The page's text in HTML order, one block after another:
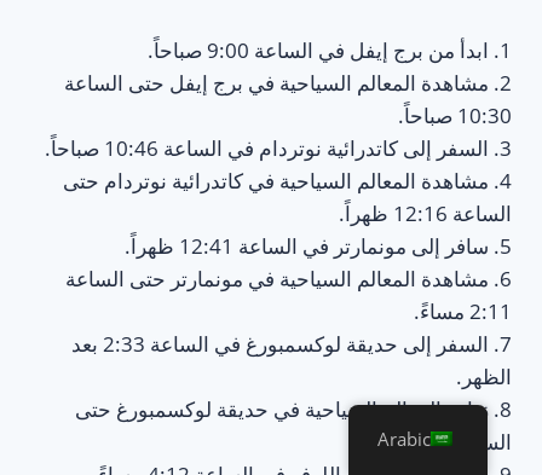
1. ابدأ من برج إيفل في الساعة 9:00 صباحاً.
2. مشاهدة المعالم السياحية في برج إيفل حتى الساعة
10:30 صباحاً.
3. السفر إلى كاتدرائية نوتردام في الساعة 10:46 صباحاً.
4. مشاهدة المعالم السياحية في كاتدرائية نوتردام حتى
الساعة 12:16 ظهراً.
5. سافر إلى مونمارتر في الساعة 12:41 ظهراً.
6. مشاهدة المعالم السياحية في مونمارتر حتى الساعة
2:11 مساءً.
7. السفر إلى حديقة لوكسمبورغ في الساعة 2:33 بعد
الظهر.
8. زيارة المعالم السياحية في حديقة لوكسمبورغ حتى
الساعة 4:03 عصراً.
Arabic